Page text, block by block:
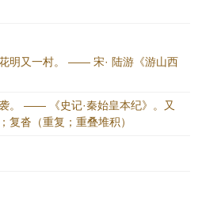
明又一村。 —— 宋· 陆游《游山西
。 —— 《史记·秦始皇本纪》。又
复沓（重复；重叠堆积）